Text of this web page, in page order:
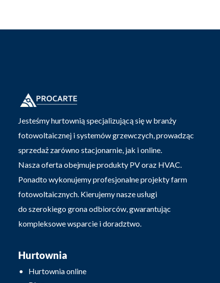
Jesteśmy hurtownią specjalizującą się w branży
fotowoltaicznej i systemów grzewczych, prowadząc
sprzedaż zarówno stacjonarnie, jak i online.
Nasza oferta obejmuje produkty PV oraz HVAC.
Ponadto wykonujemy profesjonalne projekty farm
fotowoltaicznych. Kierujemy nasze usługi
do szerokiego grona odbiorców, gwarantując
kompleksowe wsparcie i doradztwo.
Hurtownia
Hurtownia online